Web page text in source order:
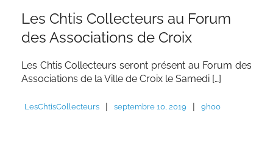
Les Chtis Collecteurs au Forum
des Associations de Croix
Les Chtis Collecteurs seront présent au Forum des
Associations de la Ville de Croix le Samedi […]
LesChtisCollecteurs | septembre 10, 2019 | 9h00